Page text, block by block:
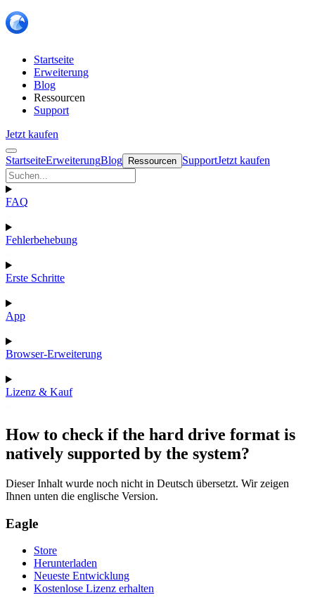
Startseite
Erweiterung
Blog
Ressourcen
Support
Jetzt kaufen
StartseiteErweiterungBlog Ressourcen SupportJetzt kaufen
FAQ
Fehlerbehebung
Erste Schritte
App
Browser-Erweiterung
Lizenz & Kauf
How to check if the hard drive format is
natively supported by the system?
Dieser Inhalt wurde noch nicht in Deutsch übersetzt. Wir zeigen
Ihnen unten die englische Version.
Eagle
Store
Herunterladen
Neueste Entwicklung
Kostenlose Lizenz erhalten